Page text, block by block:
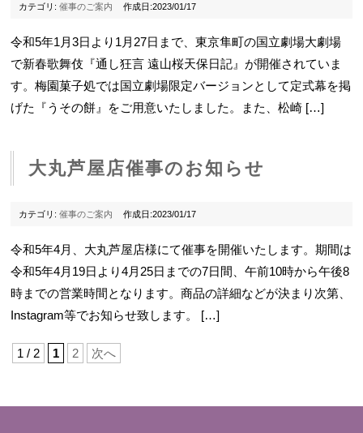
カテゴリ:催事のご案内 作成日:2023/01/17
令和5年1月3日より1月27日まで、東京隼町の国立劇場大劇場
で新春歌舞伎『通し狂言 遠山桜天保日記』が開催されていま
す。梅園菓子処では国立劇場限定バージョンとして定式幕を掲
げた『うその餅』をご用意いたしました。また、松崎 […]
大丸芦屋店催事のお知らせ
カテゴリ:催事のご案内 作成日:2023/01/17
令和5年4月、大丸芦屋店様にて催事を開催いたします。期間は
令和5年4月19日より4月25日までの7日間、午前10時から午後8
時までの営業時間となります。商品の詳細などが決まり次第、
Instagram等でお知らせ致します。 […]
1 / 2 1 2 次へ